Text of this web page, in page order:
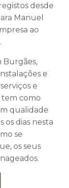
desde
Manuel
ao
Burgães,
e
e
tem como
qualidade
os dias nesta
se
os seus